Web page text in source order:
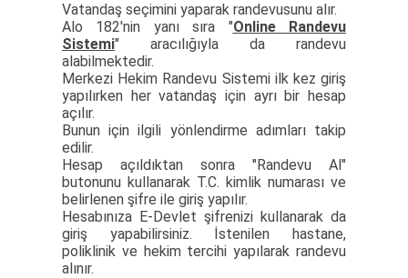
Vatandaş seçimini yaparak randevusunu alır.
Alo 182'nin yanı sıra "Online Randevu
Sistemi" aracılığıyla da randevu
alabilmektedir.
Merkezi Hekim Randevu Sistemi ilk kez giriş
yapılırken her vatandaş için ayrı bir hesap
açılır.
Bunun için ilgili yönlendirme adımları takip
edilir.
Hesap açıldıktan sonra "Randevu Al"
butonunu kullanarak T.C. kimlik numarası ve
belirlenen şifre ile giriş yapılır.
Hesabınıza E-Devlet şifrenizi kullanarak da
giriş yapabilirsiniz. İstenilen hastane,
poliklinik ve hekim tercihi yapılarak randevu
alınır.